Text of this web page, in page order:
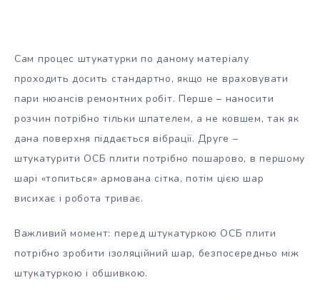
Сам процес штукатурки по даному матеріалу
проходить досить стандартно, якщо не враховувати
пари нюансів ремонтних робіт. Перше – наносити
розчин потрібно тільки шпателем, а не ковшем, так як
дана поверхня піддається вібрації. Друге –
штукатурити ОСБ плити потрібно пошарово, в першому
шарі «топиться» армована сітка, потім цією шар
висихає і робота триває.
Важливий момент: перед штукатуркою ОСБ плити
потрібно зробити ізоляційний шар, безпосередньо між
штукатуркою і обшивкою.